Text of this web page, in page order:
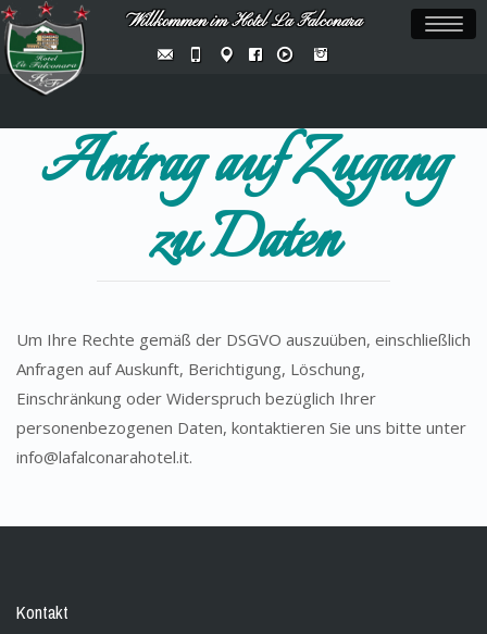
Willkommen im Hotel La Falconara
Antrag auf Zugang
zu Daten
Um Ihre Rechte gemäß der DSGVO auszuüben, einschließlich
Anfragen auf Auskunft, Berichtigung, Löschung,
Einschränkung oder Widerspruch bezüglich Ihrer
personenbezogenen Daten, kontaktieren Sie uns bitte unter
info@lafalconarahotel.it.
Kontakt